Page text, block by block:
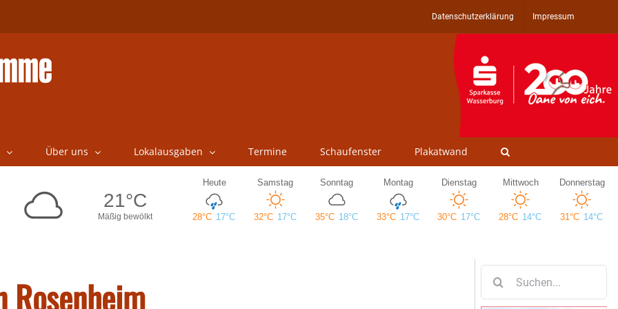
Datenschutzerklärung Impressum
Über uns Lokalausgaben Termine Schaufenster Plakatwand
nach: